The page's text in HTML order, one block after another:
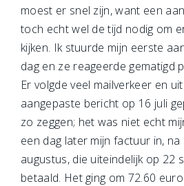
moest er snel zijn, want een
toch echt wel de tijd nodig om
kijken. Ik stuurde mijn eerste
dag en ze reageerde gematigd
Er volgde veel mailverkeer en
aangepaste bericht op 16 juli
zo zeggen; het was niet echt
een dag later mijn factuur in,
augustus, die uiteindelijk op 22
betaald. Het ging om 72.60 euro.